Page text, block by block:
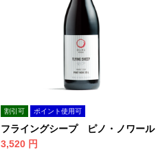
割引可 ポイント使用可
フライングシープ ピノ・ノワール
3,520 円